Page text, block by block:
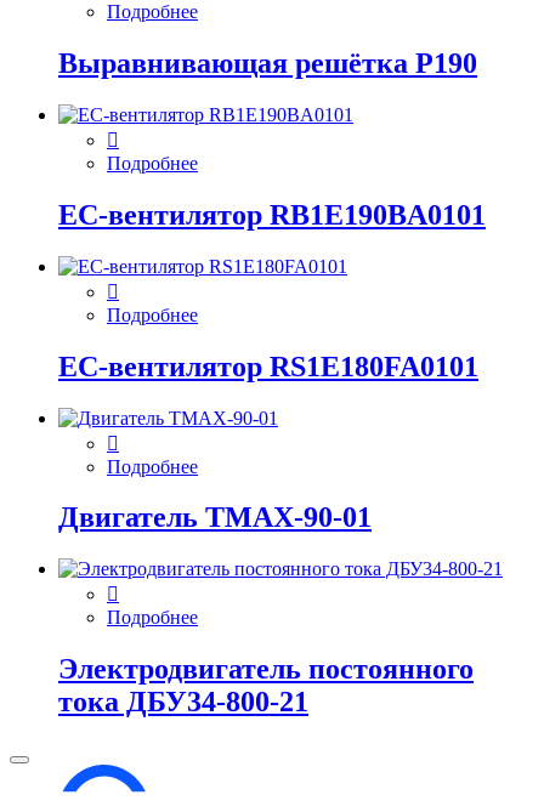
Подробнее
Выравнивающая решётка P190
Подробнее
EC-вентилятор RB1E190BA0101
Подробнее
EC-вентилятор RS1E180FA0101
Подробнее
Двигатель ТМАХ-90-01
Подробнее
Электродвигатель постоянного
тока ДБУ34‑800‑21